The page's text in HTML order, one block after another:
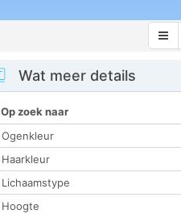
Wat meer details
Op zoek naar
Ogenkleur
Haarkleur
Lichaamstype
Hoogte